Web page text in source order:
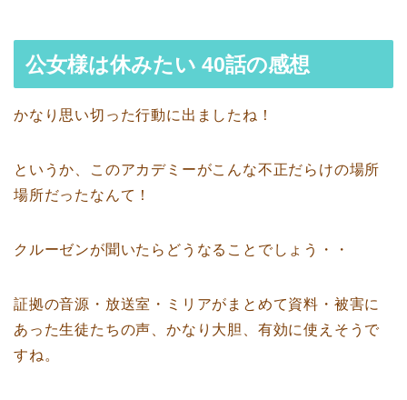
公女様は休みたい 40話の感想
かなり思い切った行動に出ましたね！
というか、このアカデミーがこんな不正だらけの場所
場所だったなんて！
クルーゼンが聞いたらどうなることでしょう・・
証拠の音源・放送室・ミリアがまとめて資料・被害に
あった生徒たちの声、かなり大胆、有効に使えそうで
すね。